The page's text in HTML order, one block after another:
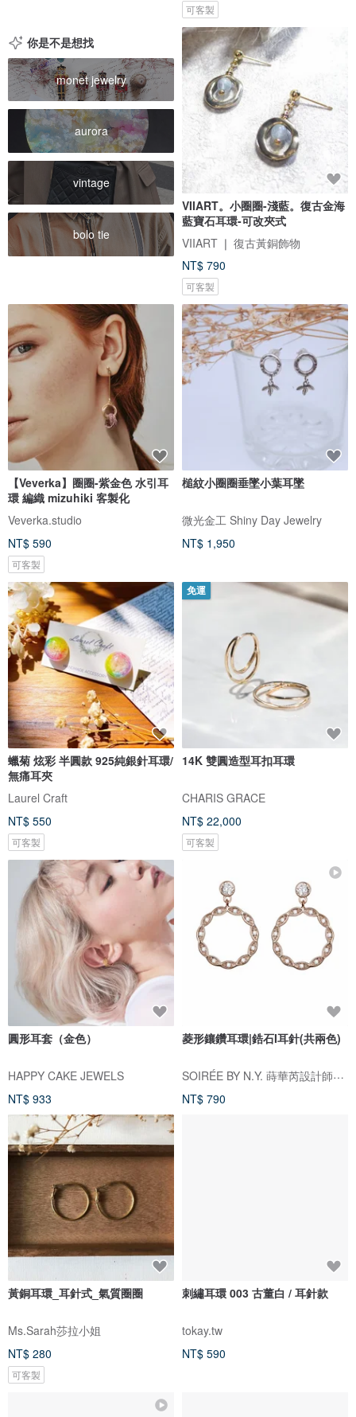
可客製
你是不是想找
monet jewelry
aurora
vintage
bolo tie
VIIART。小圈圈-淺藍。復古金海
藍寶石耳環-可改夾式
VIIART ❘ 復古黃銅飾物
NT$ 790
可客製
【Veverka】圈圈-紫金色 水引耳
環 編織 mizuhiki 客製化
Veverka.studio
NT$ 590
可客製
槌紋小圈圈垂墜小葉耳墜
微光金工 Shiny Day Jewelry
NT$ 1,950
蠟菊 炫彩 半圓款 925純銀針耳環/
無痛耳夾
Laurel Craft
NT$ 550
可客製
免運
14K 雙圓造型耳扣耳環
CHARIS GRACE
NT$ 22,000
可客製
圓形耳套（金色）
HAPPY CAKE JEWELS
NT$ 933
菱形鑲鑽耳環|鋯石I耳針(共兩色)
SOIRÉE BY N.Y. 蒔華芮設計師輕珠寶
NT$ 790
黃銅耳環_耳針式_氣質圈圈
Ms.Sarah莎拉小姐
NT$ 280
可客製
刺繡耳環 003 古董白 / 耳針款
tokay.tw
NT$ 590